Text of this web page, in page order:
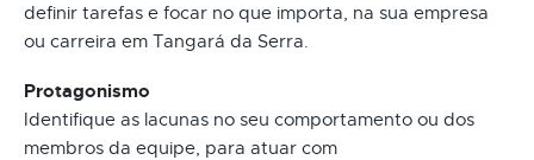
definir tarefas e focar no que importa, na sua empresa
ou carreira em Tangará da Serra.
Protagonismo
Identifique as lacunas no seu comportamento ou dos
membros da equipe, para atuar com